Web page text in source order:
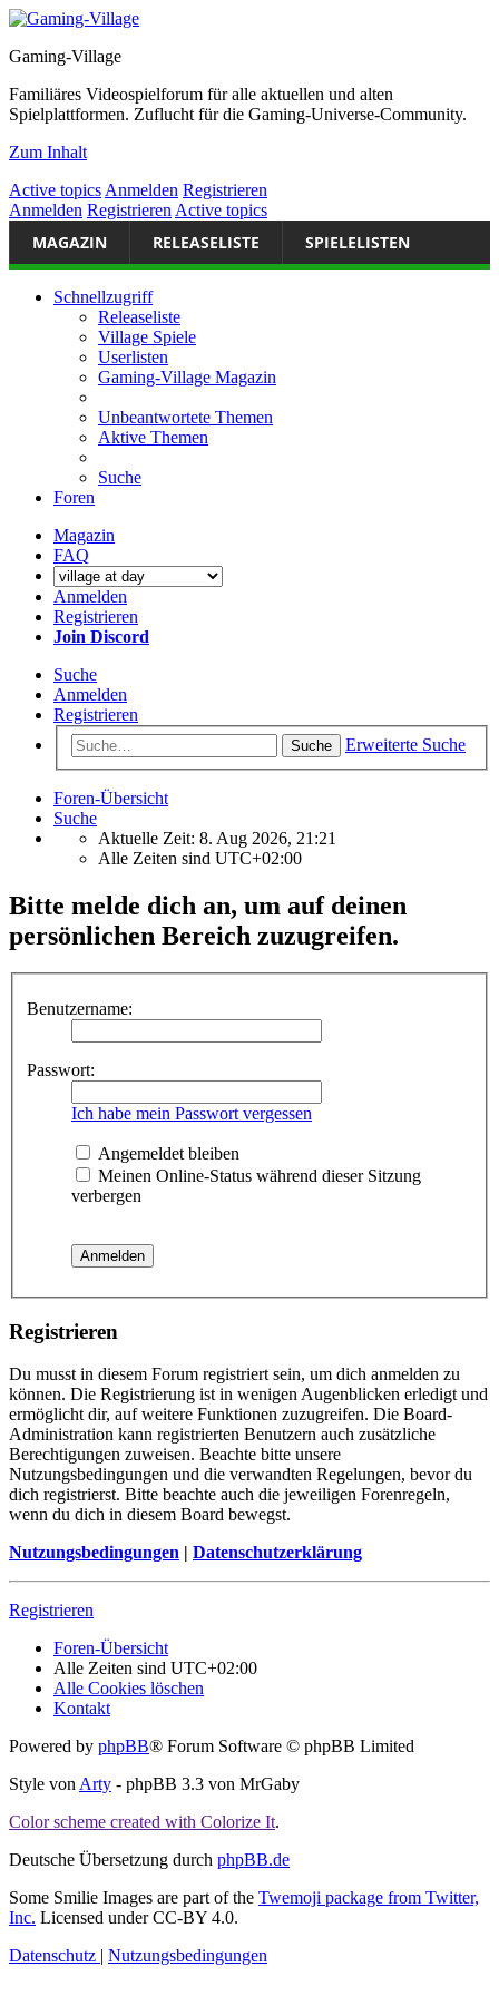
Gaming-Village
Familiäres Videospielforum für alle aktuellen und alten
Spielplattformen. Zuflucht für die Gaming-Universe-Community.
Zum Inhalt
Active topics Anmelden Registrieren
Anmelden Registrieren Active topics
MAGAZIN RELEASELISTE SPIELELISTEN
Schnellzugriff
Releaseliste
Village Spiele
Userlisten
Gaming-Village Magazin
Unbeantwortete Themen
Aktive Themen
Suche
Foren
Magazin
FAQ
Anmelden
Registrieren
Join Discord
Suche
Anmelden
Registrieren
Suche Erweiterte Suche
Foren-Übersicht
Suche
Aktuelle Zeit: 8. Aug 2026, 21:21
Alle Zeiten sind UTC+02:00
Bitte melde dich an, um auf deinen
persönlichen Bereich zuzugreifen.
Benutzername:
Passwort:
Ich habe mein Passwort vergessen
Angemeldet bleiben
Meinen Online-Status während dieser Sitzung
verbergen
Registrieren
Du musst in diesem Forum registriert sein, um dich anmelden zu
können. Die Registrierung ist in wenigen Augenblicken erledigt und
ermöglicht dir, auf weitere Funktionen zuzugreifen. Die Board-
Administration kann registrierten Benutzern auch zusätzliche
Berechtigungen zuweisen. Beachte bitte unsere
Nutzungsbedingungen und die verwandten Regelungen, bevor du
dich registrierst. Bitte beachte auch die jeweiligen Forenregeln,
wenn du dich in diesem Board bewegst.
Nutzungsbedingungen | Datenschutzerklärung
Registrieren
Foren-Übersicht
Alle Zeiten sind UTC+02:00
Alle Cookies löschen
Kontakt
Powered by phpBB® Forum Software © phpBB Limited
Style vonArty - phpBB 3.3 von MrGaby
Color scheme created with Colorize It.
Deutsche Übersetzung durch phpBB.de
Some Smilie Images are part of the Twemoji package from Twitter,
Inc. Licensed under CC-BY 4.0.
Datenschutz | Nutzungsbedingungen